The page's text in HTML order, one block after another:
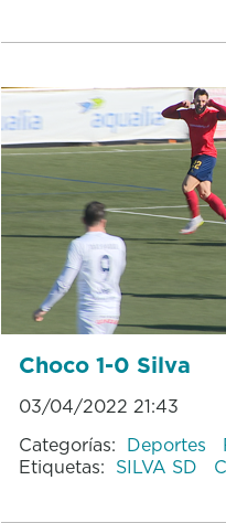
Choco 1-0 Silva
03/04/2022 21:43
Categorías: Deportes
Etiquetas: SILVA SD